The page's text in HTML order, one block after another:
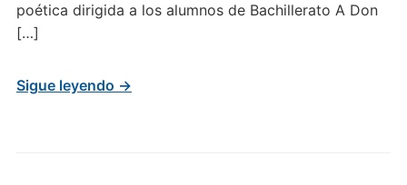
poética dirigida a los alumnos de Bachillerato A Don
[…]
Sigue leyendo →